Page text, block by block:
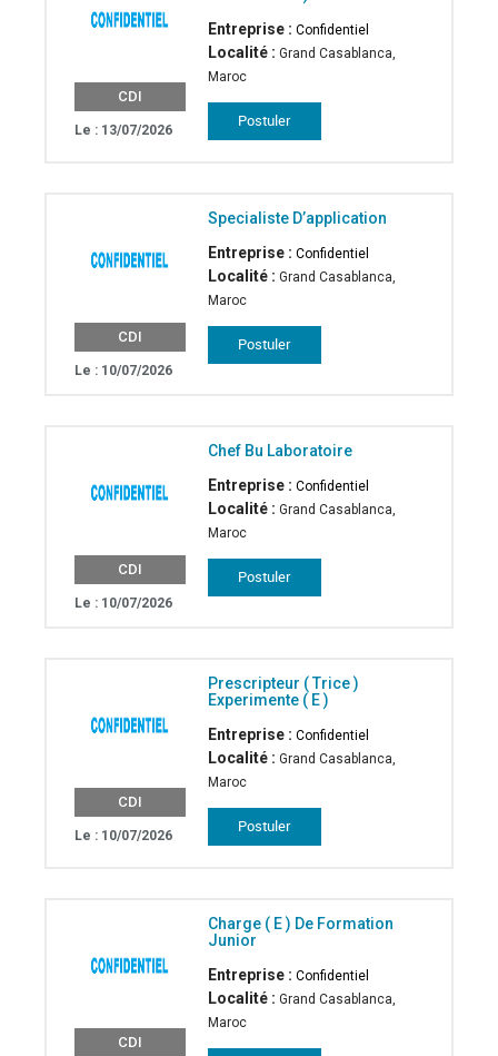
CDI
Le : 13/07/2026
Entreprise : Confidentiel
Localité : Grand Casablanca,
Maroc
CDI
Le : 10/07/2026
Specialiste D’application
Entreprise : Confidentiel
Localité : Grand Casablanca,
Maroc
CDI
Le : 10/07/2026
Chef Bu Laboratoire
Entreprise : Confidentiel
Localité : Grand Casablanca,
Maroc
CDI
Le : 10/07/2026
Prescripteur ( Trice )
Experimente ( E )
Entreprise : Confidentiel
Localité : Grand Casablanca,
Maroc
CDI
Charge ( E ) De Formation
Junior
Entreprise : Confidentiel
Localité : Grand Casablanca,
Maroc